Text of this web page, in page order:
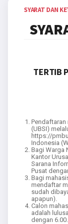
SYARAT DAN
TERTIB
Pendaftaran
(UBSI)
https://
Indonesia
Bagi Warga
Kantor
Sarana
Pusat
Bagi
mendaftar
sudah
apapun).
Calon
adalah
dengan 6.00.